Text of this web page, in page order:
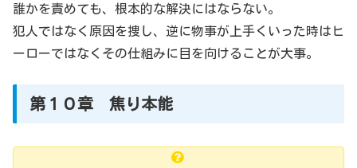
誰かを責めても、根本的な解決にはならない。
犯人ではなく原因を捜し、逆に物事が上手くいった時はヒ
ーローではなくその仕組みに目を向けることが大事。
第１０章 焦り本能